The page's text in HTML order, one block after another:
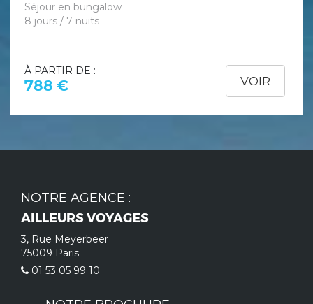
Séjour en bungalow
8 jours / 7 nuits
À PARTIR DE :
788 € VOIR
NOTRE AGENCE :
AILLEURS VOYAGES
3, Rue Meyerbeer
75009 Paris
01 53 05 99 10